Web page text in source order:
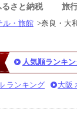
るさと納税 旅
ル・旅館 >奈良・大
人気順ランキ
ランキング 大阪